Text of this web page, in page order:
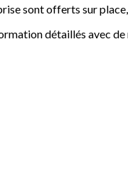
sont offerts sur
détaillés avec